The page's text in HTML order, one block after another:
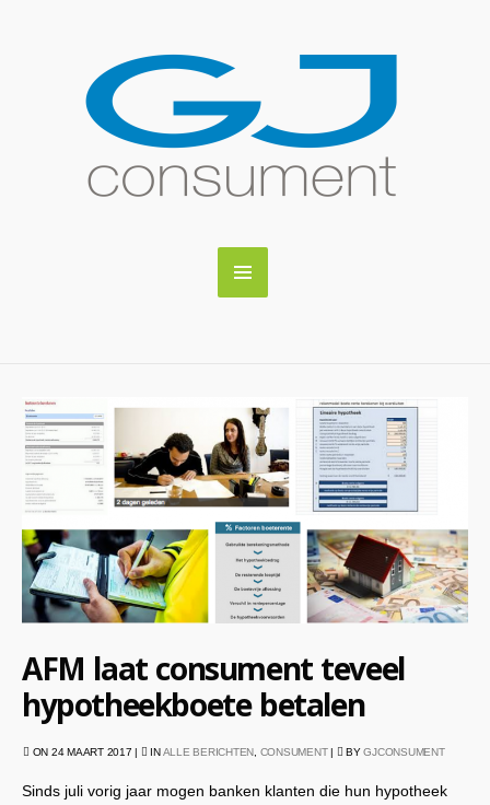
AFM laat consument teveel
hypotheekboete betalen
ON 24 MAART 2017 | INALLE BERICHTEN CONSUMENT| BYGJCONSUMENT
Sinds juli vorig jaar mogen banken klanten die hun hypotheek